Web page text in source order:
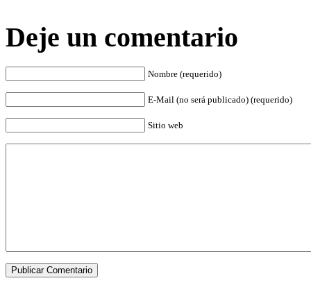
Deje un comentario
Nombre (requerido)
E-Mail (no será publicado) (requerido)
Sitio web